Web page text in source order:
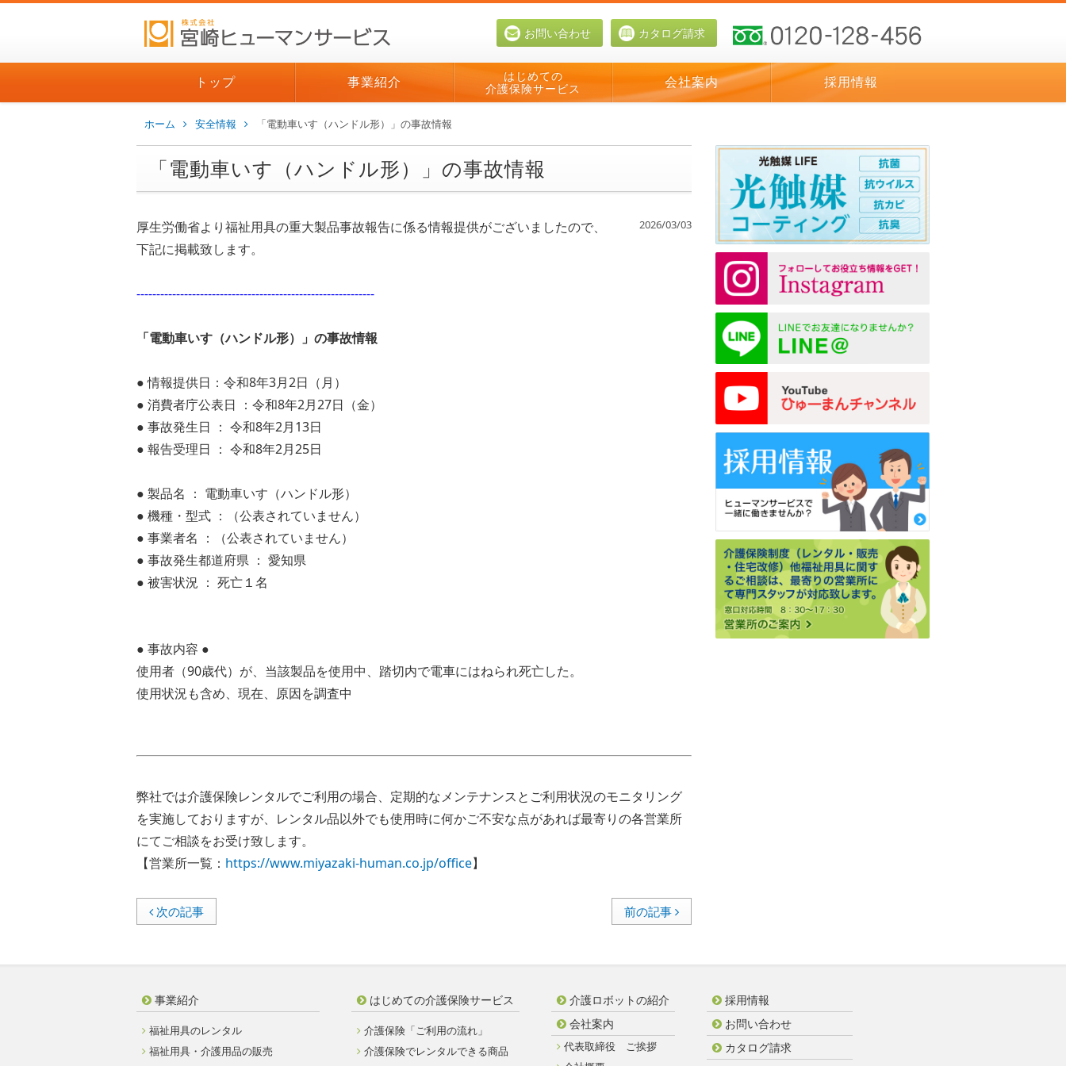
お問い合わせ カタログ請求
トップ 事業紹介
はじめての
介護保険サービス
会社案内 採用情報
ホーム 安全情報 「電動車いす（ハンドル形）」の事故情報
「電動車いす（ハンドル形）」の事故情報
2026/03/03
厚生労働省より福祉用具の重大製品事故報告に係る情報提供がございましたので、
下記に掲載致します。
------------------------------------------------------------
「電動車いす（ハンドル形）」の事故情報
● 情報提供日：令和8年3月2日（月）
● 消費者庁公表日 ：令和8年2月27日（金）
● 事故発生日 ： 令和8年2月13日
● 報告受理日 ： 令和8年2月25日
● 製品名 ： 電動車いす（ハンドル形）
● 機種・型式 ：（公表されていません）
● 事業者名 ：（公表されていません）
● 事故発生都道府県 ： 愛知県
● 被害状況 ： 死亡１名
● 事故内容 ●
使用者（90歳代）が、当該製品を使用中、踏切内で電車にはねられ死亡した。
使用状況も含め、現在、原因を調査中
弊社では介護保険レンタルでご利用の場合、定期的なメンテナンスとご利用状況のモニタリング
を実施しておりますが、レンタル品以外でも使用時に何かご不安な点があれば最寄りの各営業所
にてご相談をお受け致します。
【営業所一覧： https://www.miyazaki-human.co.jp/office】
次の記事 前の記事
事業紹介
福祉用具のレンタル
福祉用具・介護用品の販売
はじめての介護保険サービス
介護保険「ご利用の流れ」
介護保険でレンタルできる商品
介護ロボットの紹介
会社案内
代表取締役 ご挨拶
採用情報
お問い合わせ
カタログ請求